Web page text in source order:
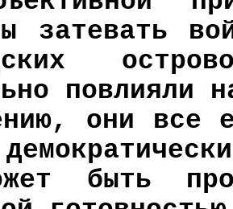
затевать
повлияли
они все
быть